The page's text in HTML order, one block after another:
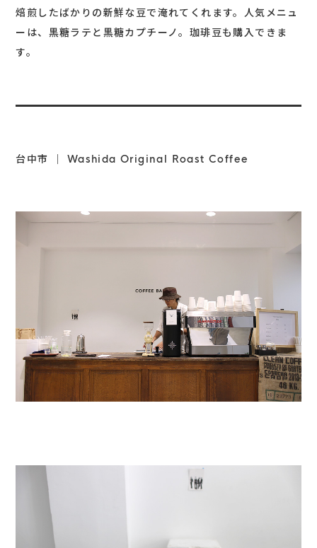
焙煎したばかりの新鮮な豆で淹れてくれます。人気メニュ
ーは、黒糖ラテと黒糖カプチーノ。珈琲豆も購入できま
す。
台中市 ｜ Washida Original Roast Coffee